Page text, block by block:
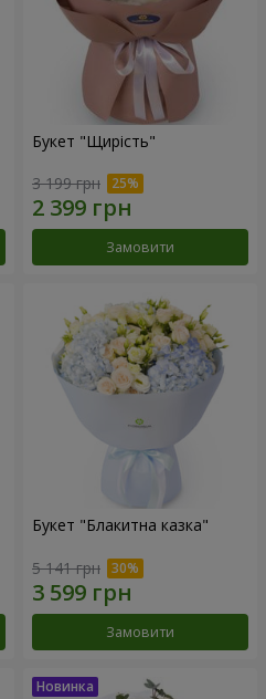
Букет "Щирість"
3 199 грн
Замовити
Букет "Блакитна казка"
5 141 грн
Замовити